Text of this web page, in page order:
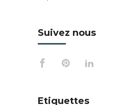
Suivez nous
Etiquettes